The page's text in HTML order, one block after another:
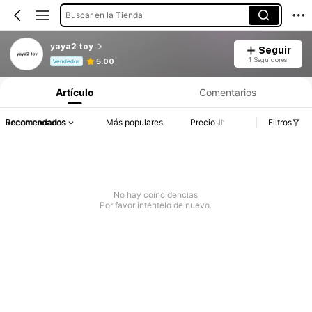
Buscar en la Tienda
yaya2 toy
Vendedor 5.00
Seguir
1 Seguidores
Artículo Comentarios
Recomendados Más populares Precio Filtros
No hay coincidencias
Por favor inténtelo de nuevo.